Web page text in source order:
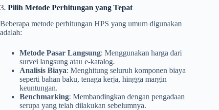
3. Pilih Metode Perhitungan yang Tepat
Beberapa metode perhitungan HPS yang umum digunakan
adalah:
Metode Pasar Langsung: Menggunakan harga dari
survei langsung atau e-katalog.
Analisis Biaya: Menghitung seluruh komponen biaya
seperti bahan baku, tenaga kerja, hingga margin
keuntungan.
Benchmarking: Membandingkan dengan pengadaan
serupa yang telah dilakukan sebelumnya.